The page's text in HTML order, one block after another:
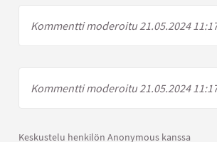
Kommentti moderoitu 21.05.2024
Kommentti moderoitu 21.05.2024
Keskustelu henkilön Anonymous kanssa